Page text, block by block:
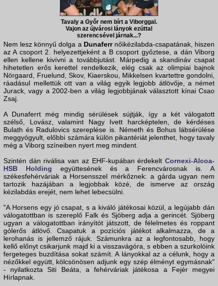
Tavaly a Győr nem bírt a Viborggal.
Vajon az újvárosi lányok ezúttal
szerencsével járnak...?
Nem lesz könnyű dolga a Dunaferrnőikézilabda-csapatának, hiszen
az A csoport 2. helyezettjeként a B csoport győztese, a dán Viborg
ellen kellene kivívni a továbbjutást. Márpedig a skandináv csapat
hihetetlen erős kerettel rendelkezik, elég csak az olimpiai bajnok
Nörgaard, Fruelund, Skov, Kiaerskou, Mikkelsen kvartettre gondolni,
ráadásul mellettük ott van a világ egyik legjobb átlövője, a német
Jurack, vagy a 2002-ben a világ legjobbjának választott kínai Csao
Zsaj.
A Dunaferrt még mindig sérülések sújtják, így a két válogatott
szélső, Lovász, valamint Nagy Ivett harcképtelen, de kérdéses
Bulath és Radulovics szereplése is. Németh és Bohus lábsérülése
meggyógyult, előbbi számára külön pikantériát jelenthet, hogy tavaly
még a Viborg színeiben nyert meg mindent.
Szintén dán riválisa van az EHF-kupában érdekelt Cornexi-Alcoa-
HSB Holding együttesének és a Ferencvárosnak is. A
székesfehérváriak a Horsensszel mérkőznek: a gárda ugyan nem
tartozik hazájában a legjobbak közé, de ismerve az ország
kézilabdás erejét, nem lehet lebecsülni.
"A Horsens egy jó csapat, s a kiváló játékosai közül, a legújabb dán
válogatottban is szereplő Falk és Sjöberg adja a gerincét. Sjöberg
ugyan a válogatottban irányítót játszott, de félelmetes és roppant
gólerős átlövő. Csapatuk a pozíciós játékot alkalmazza, de a
lerohanás is jellemző rájuk. Számunkra az a legfontosabb, hogy
kellő előnyt csikarjunk majd ki a visszavágóra, s ebben a szurkolóink
fergeteges buzdítása sokat számít. A lányokkal az a célunk, hogy a
nézőkkel együtt, kölcsönösen adjunk egy szép élményt egymásnak"
- nyilatkozta Siti Beáta, a fehérváriak játékosa a Fejér megyei
Hírlapnak.